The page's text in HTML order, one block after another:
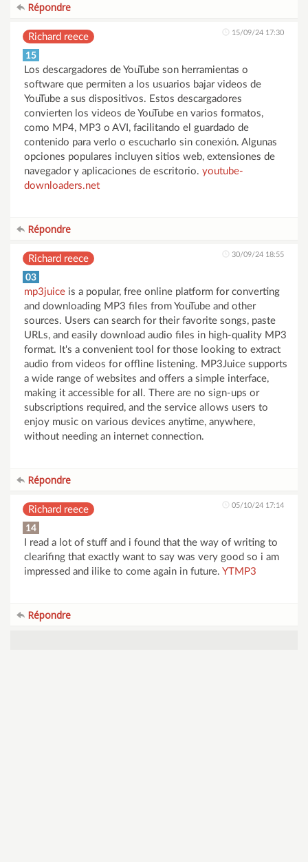
Répondre
Richard reece 15/09/24 17:30
15
Los descargadores de YouTube son herramientas o
software que permiten a los usuarios bajar videos de
YouTube a sus dispositivos. Estos descargadores
convierten los videos de YouTube en varios formatos,
como MP4, MP3 o AVI, facilitando el guardado de
contenido para verlo o escucharlo sin conexión. Algunas
opciones populares incluyen sitios web, extensiones de
navegador y aplicaciones de escritorio. youtube-
downloaders.net
Répondre
Richard reece 30/09/24 18:55
03
mp3juice is a popular, free online platform for converting
and downloading MP3 files from YouTube and other
sources. Users can search for their favorite songs, paste
URLs, and easily download audio files in high-quality MP3
format. It's a convenient tool for those looking to extract
audio from videos for offline listening. MP3Juice supports
a wide range of websites and offers a simple interface,
making it accessible for all. There are no sign-ups or
subscriptions required, and the service allows users to
enjoy music on various devices anytime, anywhere,
without needing an internet connection.
Répondre
Richard reece 05/10/24 17:14
14
I read a lot of stuff and i found that the way of writing to
clearifing that exactly want to say was very good so i am
impressed and ilike to come again in future. YTMP3
Répondre